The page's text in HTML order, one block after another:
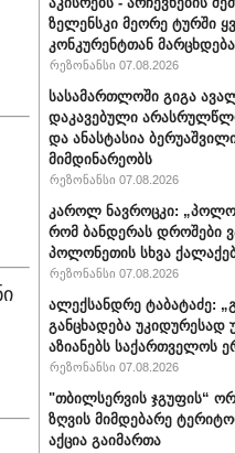
ზელენსკი მეორე ტურში
კონკურენტთან მარცხდება
რეზონანსი 07.08.2026
სასამართლოში გიგა
დაკავებული
და ანასტასია
მიმდინარეობს
რეზონანსი 07.08.2026
კაროლ ნავროცკი:
რომ ბანდერას დროშები
პოლონეთის სხვა
რეზონანსი 07.08.2026
ალექსანდრე ტაბატაძე:
განცხადება უკიდურესად
აზიანებს საქართველოს
რეზონანსი 07.08.2026
"თბილსერვის ჯგუფის“
ზღვის მიმდებარე
აქცია გაიმართა